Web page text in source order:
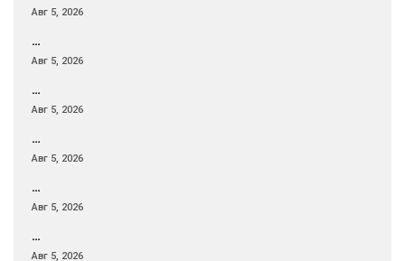
Авг 5, 2026
…
Авг 5, 2026
…
Авг 5, 2026
…
Авг 5, 2026
…
Авг 5, 2026
…
Авг 5, 2026